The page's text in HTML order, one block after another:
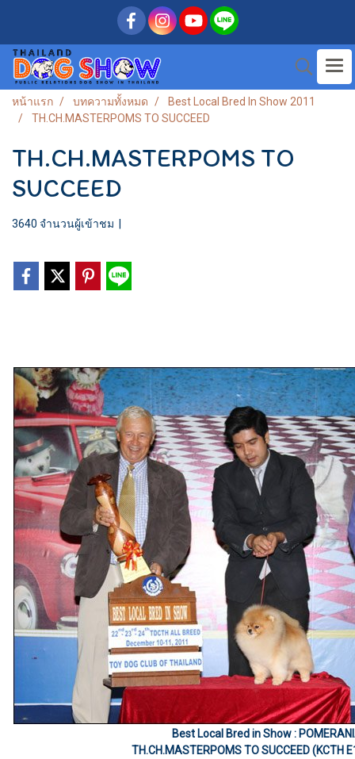
หน้าแรก บทความทั้งหมด
Best Local Bred In Show 2011
TH.CH.MASTERPOMS TO SUCCEED
TH.CH.MASTERPOMS TO
SUCCEED
3640 จำนวนผู้เข้าชม
Best Local Bred in Show :
TH.CH.MASTERPOMS TO SUCCEED (KCTH